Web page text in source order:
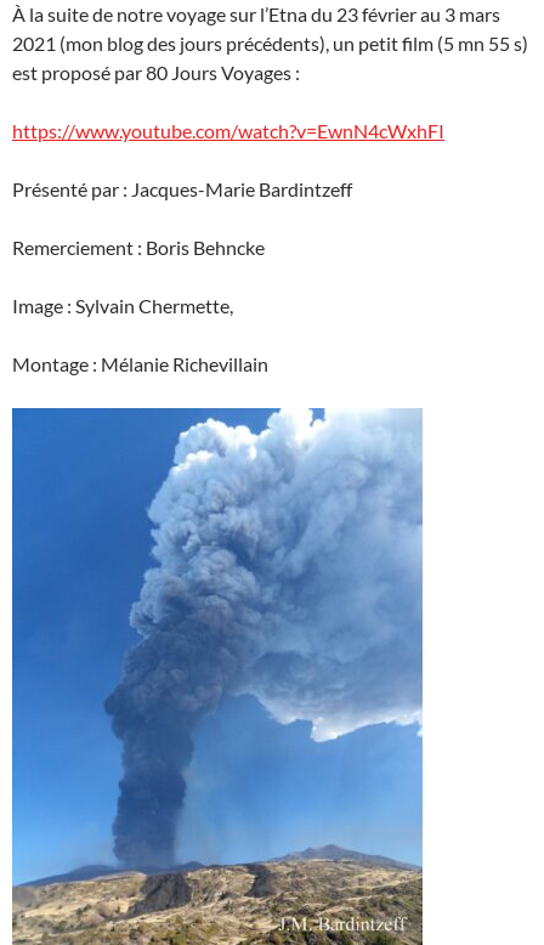
À la suite de notre voyage sur l’Etna du 23 février au 3 mars
2021 (mon blog des jours précédents), un petit film (5 mn 55 s)
est proposé par 80 Jours Voyages :
https://www.youtube.com/watch?v=EwnN4cWxhFI
Présenté par : Jacques-Marie Bardintzeff
Remerciement : Boris Behncke
Image : Sylvain Chermette,
Montage : Mélanie Richevillain